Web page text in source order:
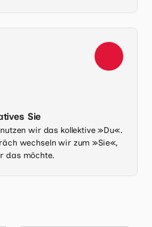
Sie
wir das kollektive »Du«.
wechseln wir zum »Sie«,
das möchte.